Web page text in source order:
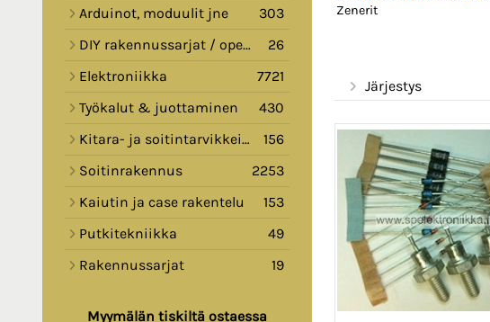
Arduinot, moduulit jne
303
DIY rakennussarjat / opetussarjat
26
Elektroniikka
7721
Työkalut & juottaminen
430
Kitara- ja soitintarvikkeita
156
Soitinrakennus
2253
Kaiutin ja case rakentelu
153
Putkitekniikka
49
Rakennussarjat
19
Myymälän tiskiltä ostaessa
Zenerit
Järjestys